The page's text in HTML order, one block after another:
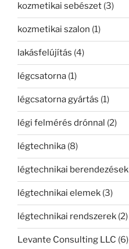
kozmetikai sebészet (3)
kozmetikai szalon (1)
lakásfelújítás (4)
légcsatorna (1)
légcsatorna gyártás (1)
légi felmérés drónnal (2)
légtechnika (8)
légtechnikai berendezések
légtechnikai elemek (3)
légtechnikai rendszerek (2)
Levante Consulting LLC (6)